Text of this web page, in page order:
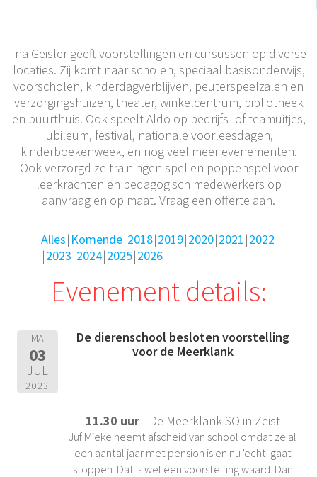
Ina Geisler geeft voorstellingen en cursussen op diverse
locaties. Zij komt naar scholen, speciaal basisonderwijs,
voorscholen, kinderdagverblijven, peuterspeelzalen en
verzorgingshuizen, theater, winkelcentrum, bibliotheek
en buurthuis. Ook speelt Aldo op bedrijfs- of teamuitjes,
jubileum, festival, nationale voorleesdagen,
kinderboekenweek, en nog veel meer evenementen.
Ook verzorgd ze trainingen spel en poppenspel voor
leerkrachten en pedagogisch medewerkers op
aanvraag en op maat. Vraag een offerte aan.
Alles Komende 2018 2019 2020 2021 2022
2023 2024 2025 2026
Evenement details:
MA
03
JUL
2023
De dierenschool besloten voorstelling
voor de Meerklank
11.30 uur De Meerklank SO in Zeist
Juf Mieke neemt afscheid van school omdat ze al
een aantal jaar met pension is en nu 'echt' gaat
stoppen. Dat is wel een voorstelling waard. Dan